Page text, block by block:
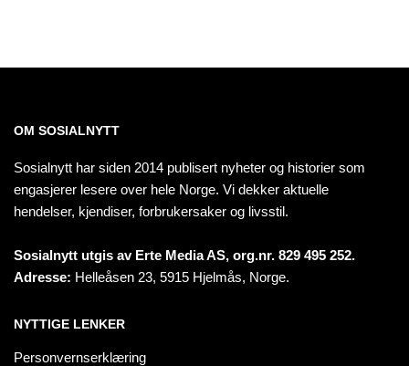
OM SOSIALNYTT
Sosialnytt har siden 2014 publisert nyheter og historier som
engasjerer lesere over hele Norge. Vi dekker aktuelle
hendelser, kjendiser, forbrukersaker og livsstil.
Sosialnytt utgis av Erte Media AS, org.nr. 829 495 252.
Adresse: Helleåsen 23, 5915 Hjelmås, Norge.
NYTTIGE LENKER
Personvernserklæring